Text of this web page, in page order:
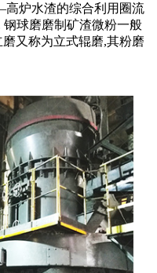
炉水渣的综合利用圈流
球磨磨制矿渣微粉一般
又称为立式辊磨,其粉磨